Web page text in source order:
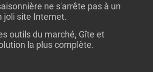
ne s'arrête pas à un
joli site Internet.
outils du marché, Gîte et
la plus complète.